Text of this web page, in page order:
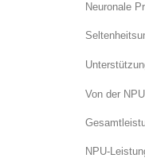
Neuronale
Von der
NPU-